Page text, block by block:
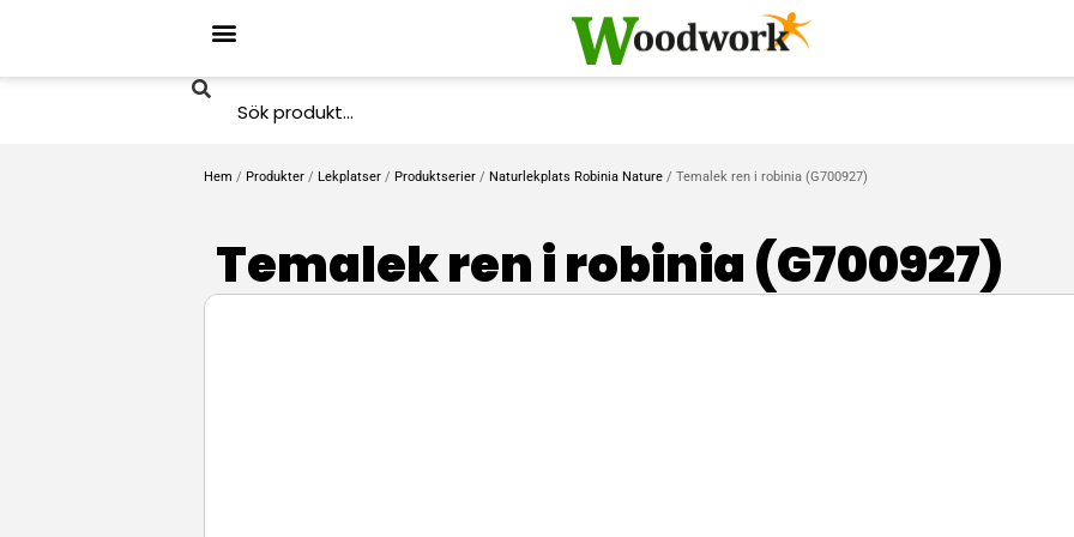
Hem / Produkter / Lekplatser / Produktserier / Naturlekplats Robinia Nature / Temalek ren i robinia (G700927)
Temalek ren i robinia (G700927)